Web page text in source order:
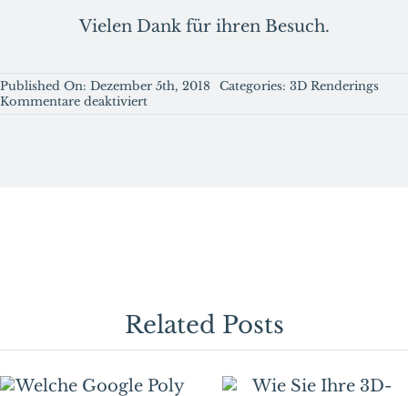
Vielen Dank für ihren Besuch.
Published On: Dezember 5th, 2018 Categories: 3D Renderings
Kommentare deaktiviertfür
Related Posts